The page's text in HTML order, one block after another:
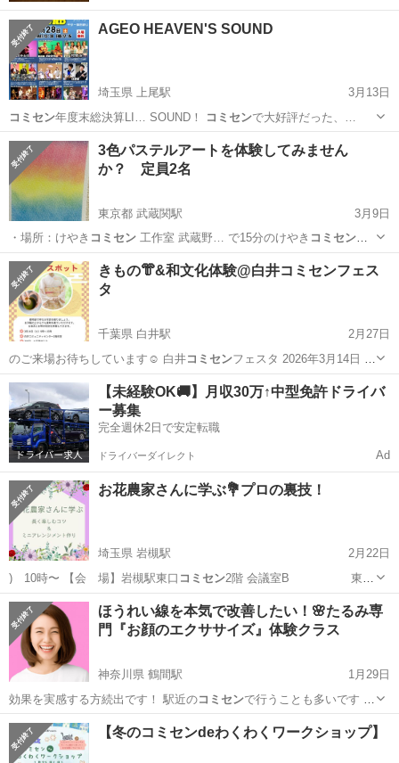
AGEO HEAVEN'S SOUND
埼玉県 上尾駅
3月13日
コミセン年度末総決算LI… SOUND！ コミセンで大好評だった、…
埼玉 上尾市 上尾駅 コンサート/ショー コミセン
3色パステルアートを体験してみません
か？ 定員2名
東京都 武蔵関駅
3月9日
・場所：けやき コミセン工作室 武蔵野… で15分のけやき コミセン前
で降りて徒歩1…
東京 武蔵野市 武蔵関駅 ワークショップ パステル
きもの👘&和文化体験@白井コミセンフェス
タ
千葉県 白井駅
2月27日
のご来場お待ちしています☺️ 白井コミセンフェスタ 2026年3月14日 9:
…千葉 白井市 白井駅 地域/お祭り 抹茶
【未経験OK🚚】月収30万↑中型免許ドライバ
ー募集
完全週休2日で安定転職
ドライバーダイレクト Ad
お花農家さんに学ぶ💐プロの裏技！
埼玉県 岩槻駅
2月22日
) 10時〜 【会 場】岩槻駅東口 コミセン2階 会議室B 東武
アーバ…
埼玉 さいたま市 岩槻駅 ワークショップ コミセン
ほうれい線を本気で改善したい！🌸たるみ専
門『お顔のエクササイズ』体験クラス
神奈川県 鶴間駅
1月29日
効果を実感する方続出です！ 駅近のコミセンで行うことも多いです ＊
お…
神奈川 大和市 ワークショップ 表情筋
【冬のコミセンdeわくわくワークショップ】